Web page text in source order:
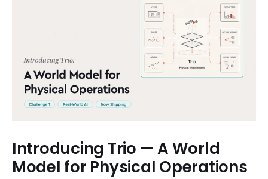
Introducing Trio — A World
Model for Physical Operations